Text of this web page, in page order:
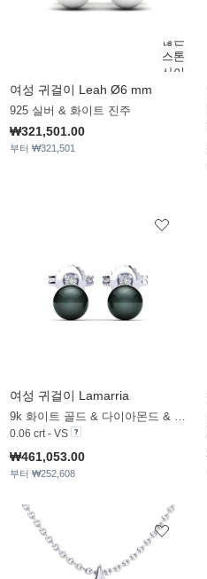
여성 귀걸이 Leah Ø6 mm
925 실버 & 화이트 진주
₩321,501.00
부터 ₩321,501
여성 귀걸이 Lamarria
9k 화이트 골드 & 다이아몬드 & 블랙_진주
0.06 crt - VS
₩461,053.00
부터 ₩252,608